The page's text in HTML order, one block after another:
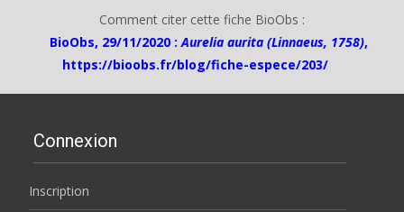
Comment citer cette fiche BioObs :
BioObs, 29/11/2020 :Aurelia aurita (Linnaeus, 1758),
https://bioobs.fr/blog/fiche-espece/203/
Connexion
Inscription